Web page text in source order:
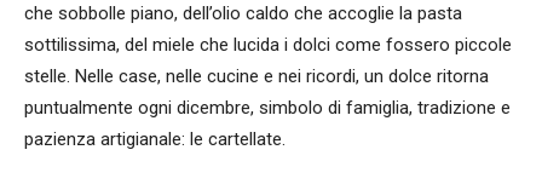
che sobbolle piano, dell’olio caldo che accoglie la pasta
sottilissima, del miele che lucida i dolci come fossero piccole
stelle. Nelle case, nelle cucine e nei ricordi, un dolce ritorna
puntualmente ogni dicembre, simbolo di famiglia, tradizione e
pazienza artigianale: le cartellate.